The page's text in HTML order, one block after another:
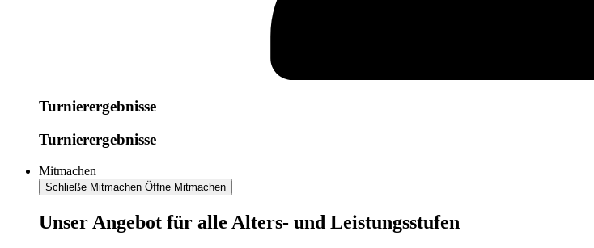
Turnierergebnisse
Turnierergebnisse
Mitmachen
Schließe Mitmachen Öffne Mitmachen
​​​Unser Angebot für alle Alters- und Leistungsstufen